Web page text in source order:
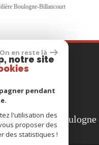
Boulogne-Billancourt
92100 Boulogne
On en reste là
notre site
pendant
l'utilisation des
proposer des
des statistiques !